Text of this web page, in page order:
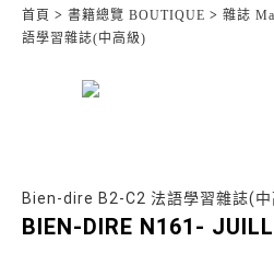
首頁 > 書籍總覽 BOUTIQUE > 雜誌
語學習雜誌(中高級)
Bien-dire B2-C2 法語學習雜誌(中
BIEN-DIRE N161-